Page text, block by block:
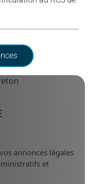
annonces légales
et